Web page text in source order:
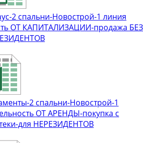
2 спальни-Новострой-1 линия
ОТ КАПИТАЛИЗАЦИИ-продажа БЕЗ
2 спальни-Новострой-1
ОТ АРЕНДЫ-покупка с
для НЕРЕЗИДЕНТОВ